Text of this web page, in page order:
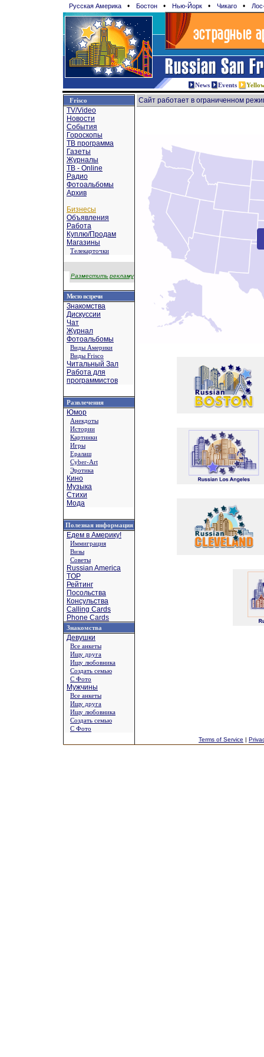
Русская Америка • Бостон • Нью-Йорк • Чикаго •
News Events
Frisco
TV/Video
Новости
События
Гороскопы
TВ программа
Газеты
Журналы
ТВ - Online
Радио
Фотоальбомы
Архив
Бизнесы
Объявления
Работа
Куплю/Продам
Магазины
Телекарточки
Разместить рекламу
Место встречи
Знакомства
Дискуссии
Чат
Журнал
Фотоальбомы
Виды Америки
Виды Frisco
Читальный Зал
Работа для
программистов
Развлечения
Юмор
Анекдоты
Истории
Картинки
Игры
Ералаш
Cyber-Art
Эротика
Кино
Музыка
Стихи
Мода
Полезная информация
Едем в Америку!
Иммиграция
Визы
Советы
Russian America
TOP
Рейтинг
Посольства
Консульства
Calling Cards
Phone Cards
Знакомства
Девушки
Все анкеты
Ищу друга
Ищу любовника
Создать семью
С Фото
Мужчины
Все анкеты
Ищу друга
Ищу любовника
Создать семью
С Фото
Сайт работает в ограниченном
Terms of Service |